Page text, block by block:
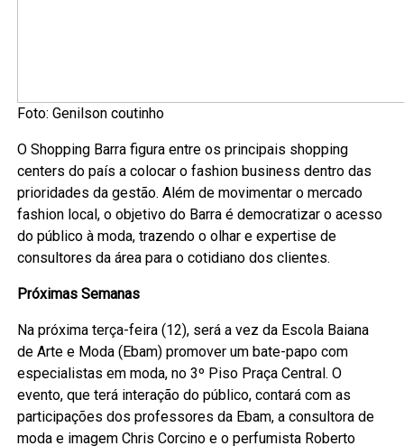
Foto: Genilson coutinho
O Shopping Barra figura entre os principais shopping
centers do país a colocar o fashion business dentro das
prioridades da gestão. Além de movimentar o mercado
fashion local, o objetivo do Barra é democratizar o acesso
do público à moda, trazendo o olhar e expertise de
consultores da área para o cotidiano dos clientes.
Próximas Semanas
Na próxima terça-feira (12), será a vez da Escola Baiana
de Arte e Moda (Ebam) promover um bate-papo com
especialistas em moda, no 3º Piso Praça Central. O
evento, que terá interação do público, contará com as
participações dos professores da Ebam, a consultora de
moda e imagem Chris Corcino e o perfumista Roberto